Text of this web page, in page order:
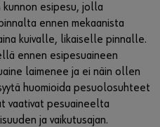
kunnon esipesu, jolla
ennen mekaanista
kuivalle, likaiselle pinnalle.
ennen esipesuaineen
laimenee ja ei näin ollen
huomioida pesuolosuhteet
vaativat pesuaineelta
ja vaikutusajan.